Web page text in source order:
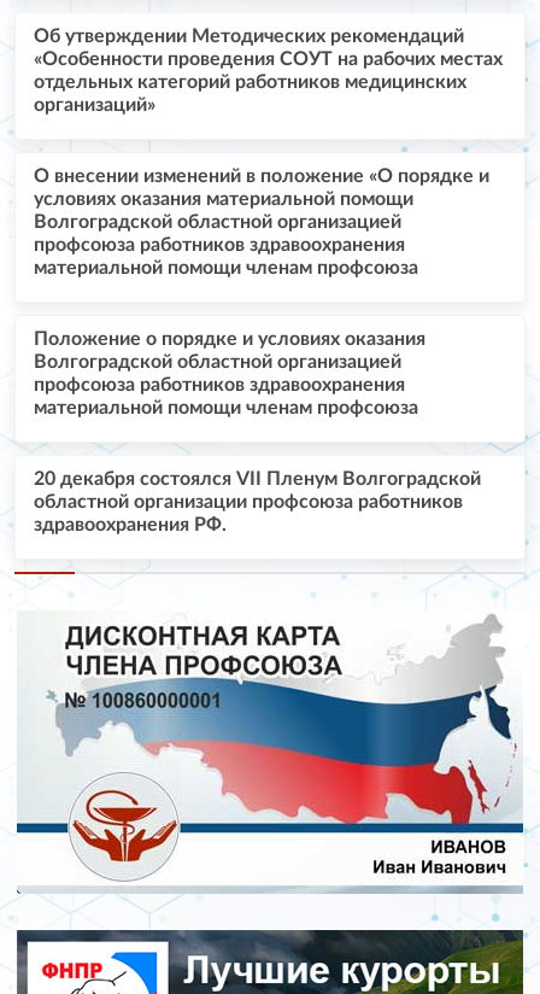
Об утверждении Методических рекомендаций
«Особенности проведения СОУТ на рабочих местах
отдельных категорий работников медицинских
организаций»
О внесении изменений в положение «О порядке и
условиях оказания материальной помощи
Волгоградской областной организацией
профсоюза работников здравоохранения
материальной помощи членам профсоюза
Положение о порядке и условиях оказания
Волгоградской областной организацией
профсоюза работников здравоохранения
материальной помощи членам профсоюза
20 декабря состоялся VII Пленум Волгоградской
областной организации профсоюза работников
здравоохранения РФ.